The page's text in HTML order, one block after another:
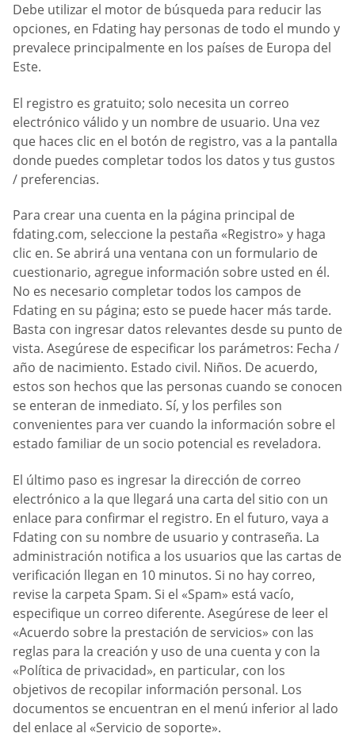
Debe utilizar el motor de búsqueda para reducir las
opciones, en Fdating hay personas de todo el mundo y
prevalece principalmente en los países de Europa del
Este.
El registro es gratuito; solo necesita un correo
electrónico válido y un nombre de usuario. Una vez
que haces clic en el botón de registro, vas a la pantalla
donde puedes completar todos los datos y tus gustos
/ preferencias.
Para crear una cuenta en la página principal de
fdating.com, seleccione la pestaña «Registro» y haga
clic en. Se abrirá una ventana con un formulario de
cuestionario, agregue información sobre usted en él.
No es necesario completar todos los campos de
Fdating en su página; esto se puede hacer más tarde.
Basta con ingresar datos relevantes desde su punto de
vista. Asegúrese de especificar los parámetros: Fecha /
año de nacimiento. Estado civil. Niños. De acuerdo,
estos son hechos que las personas cuando se conocen
se enteran de inmediato. Sí, y los perfiles son
convenientes para ver cuando la información sobre el
estado familiar de un socio potencial es reveladora.
El último paso es ingresar la dirección de correo
electrónico a la que llegará una carta del sitio con un
enlace para confirmar el registro. En el futuro, vaya a
Fdating con su nombre de usuario y contraseña. La
administración notifica a los usuarios que las cartas de
verificación llegan en 10 minutos. Si no hay correo,
revise la carpeta Spam. Si el «Spam» está vacío,
especifique un correo diferente. Asegúrese de leer el
«Acuerdo sobre la prestación de servicios» con las
reglas para la creación y uso de una cuenta y con la
«Política de privacidad», en particular, con los
objetivos de recopilar información personal. Los
documentos se encuentran en el menú inferior al lado
del enlace al «Servicio de soporte».